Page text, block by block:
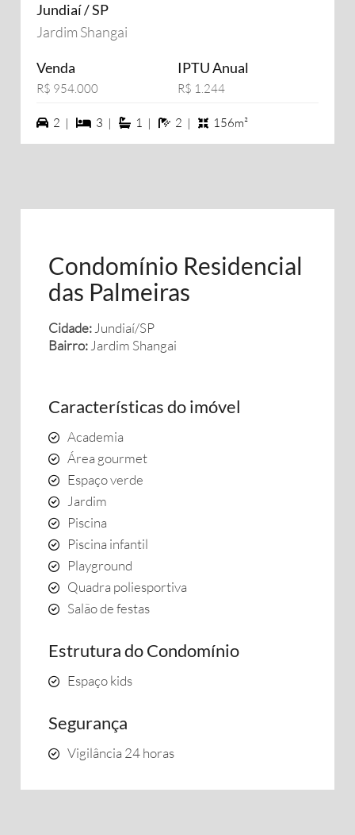
Jundiaí / SP
Jardim Shangai
Venda
R$ 954.000
IPTU Anual
R$ 1.244
2 vagas na garagem
2 | 3 dormiórios
3 | 1 suítes
1 | 2 banheiros
2 | 156m²
Condomínio Residencial
das Palmeiras
Cidade: Jundiaí/SP
Bairro: Jardim Shangai
Características do imóvel
Academia
Área gourmet
Espaço verde
Jardim
Piscina
Piscina infantil
Playground
Quadra poliesportiva
Salão de festas
Estrutura do Condomínio
Espaço kids
Segurança
Vigilância 24 horas